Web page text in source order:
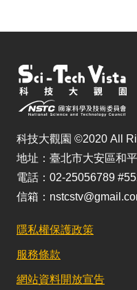
科技大觀園 ©2020 All
地址：臺北市大安區和
電話：02-25056789
信箱：
隱私權保護政策
服務條款
網站資料開放宣告